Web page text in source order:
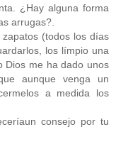
¿Hay alguna forma
arrugas?.
(todos los días
los límpio una
Dios me ha dado unos
aunque venga un
a medida los
consejo por tu